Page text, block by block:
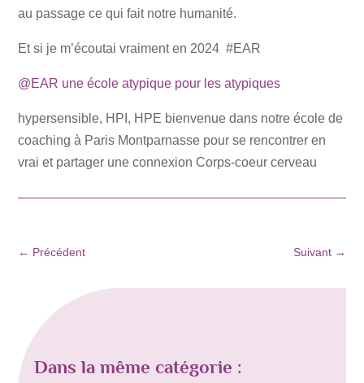
au passage ce qui fait notre humanité.
Et si je m’écoutai vraiment en 2024 #EAR
@EAR une école atypique pour les atypiques
hypersensible, HPI, HPE bienvenue dans notre école de
coaching à Paris Montparnasse pour se rencontrer en
vrai et partager une connexion Corps-coeur cerveau
← Précédent Suivant→
Dans la même catégorie :